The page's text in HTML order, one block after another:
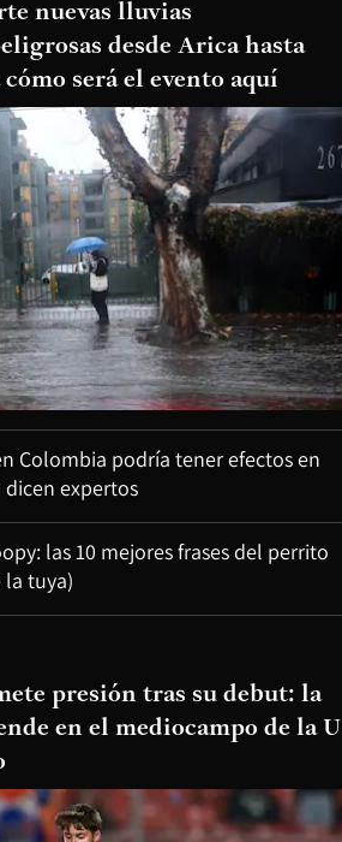
nuevas lluvias
desde Arica hasta
será el evento aquí
Colombia podría tener efectos en
dicen expertos
las 10 mejores frases del perrito
tuya)
presión tras su debut: la
en el mediocampo de la U